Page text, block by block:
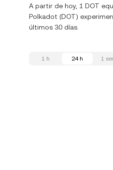
A partir de hoy, 1 DOT
Polkadot (DOT)
últimos 30 días.
1 h 24 h 1